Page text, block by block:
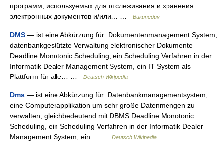
программ, используемых для отслеживания и хранения
электронных документов и/или… …
Википедия
DMS — ist eine Abkürzung für: Dokumentenmanagement System,
datenbankgestützte Verwaltung elektronischer Dokumente
Deadline Monotonic Scheduling, ein Scheduling Verfahren in der
Informatik Dealer Management System, ein IT System als
Plattform für alle… …
Deutsch Wikipedia
Dms — ist eine Abkürzung für: Datenbankmanagementsystem,
eine Computerapplikation um sehr große Datenmengen zu
verwalten, gleichbedeutend mit DBMS Deadline Monotonic
Scheduling, ein Scheduling Verfahren in der Informatik Dealer
Management System, ein… …
Deutsch Wikipedia